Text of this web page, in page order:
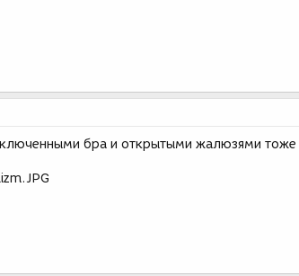
бра и открытыми жалюзями тоже